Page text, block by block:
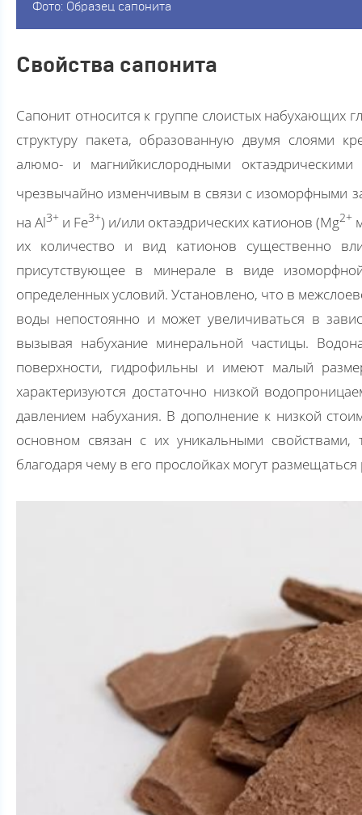
Фото: Образец сапонита
Свойства сапонита
Сапонит относится к группе слоистых набухающих
структуру пакета, образованную двумя слоями
алюмо- и магнийкислородными
чрезвычайно изменчивым в связи с изоморфными
на Al3+ и Fe3+) и/или октаэдрических катионов (Mg2+
их количество и вид катионов существенно
присутствующее в минерале в виде
определенных условий. Установлено, что в
воды непостоянно и может увеличиваться в
вызывая набухание минеральной частицы.
поверхности, гидрофильны и имеют малый
характеризуются достаточно низкой
давлением набухания. В дополнение к низкой
основном связан с их уникальными
благодаря чему в его прослойках могут